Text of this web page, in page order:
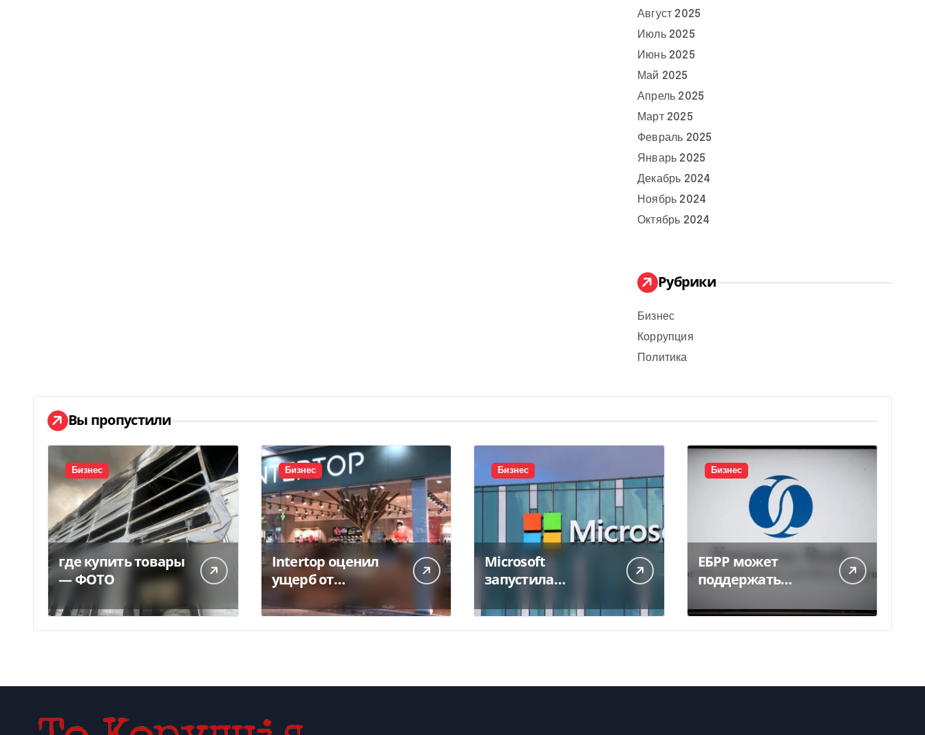
Август 2025
Июль 2025
Июнь 2025
Май 2025
Апрель 2025
Март 2025
Февраль 2025
Январь 2025
Декабрь 2024
Ноябрь 2024
Октябрь 2024
Рубрики
Бизнес
Коррупция
Политика
Вы пропустили
Бизнес
где купить товары
— ФОТО
Бизнес
Intertop оценил
ущерб от
склада в 450 млн
грн
Бизнес
Microsoft
запустила
центр в Индии за
$20,5 миллиарда
Бизнес
ЕБРР может
поддержать
украинского
бизнеса на 300 млн